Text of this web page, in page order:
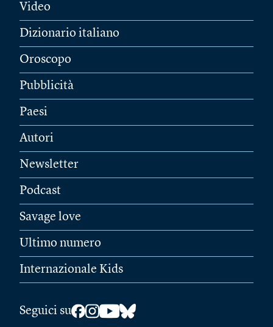
Video
Dizionario italiano
Oroscopo
Pubblicità
Paesi
Autori
Newsletter
Podcast
Savage love
Ultimo numero
Internazionale Kids
Seguici su